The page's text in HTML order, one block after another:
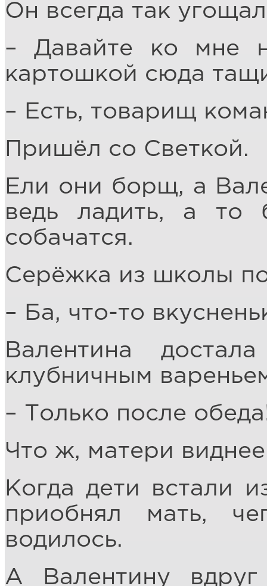
Он всегда так
– Давайте ко мне
картошкой сюда
– Есть, товарищ
Пришёл со Светкой.
Ели они борщ, а
ведь ладить, а то
собачатся.
Серёжка из школы
– Ба, что-то
Валентина
клубничным
– Только после
Что ж, матери
Когда дети встали
приобнял мать,
водилось.
А Валентину